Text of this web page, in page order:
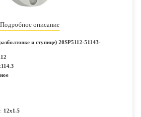
Подробное описание
и ступице) 20SP5112-51143-
12x1.5